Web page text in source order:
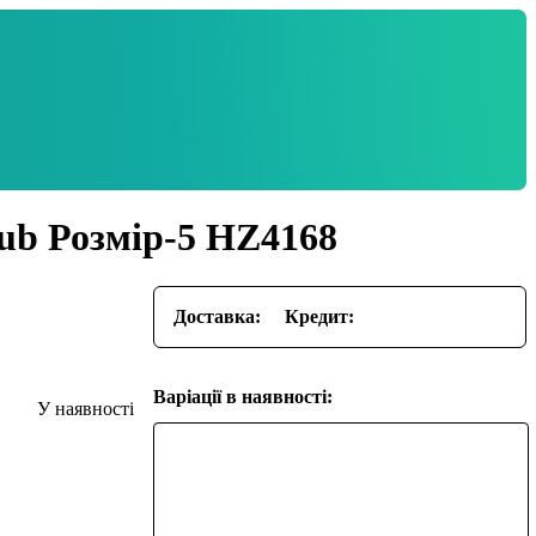
Розмір-5 HZ4168
Доставка: Кредит:
Варіації в наявності: